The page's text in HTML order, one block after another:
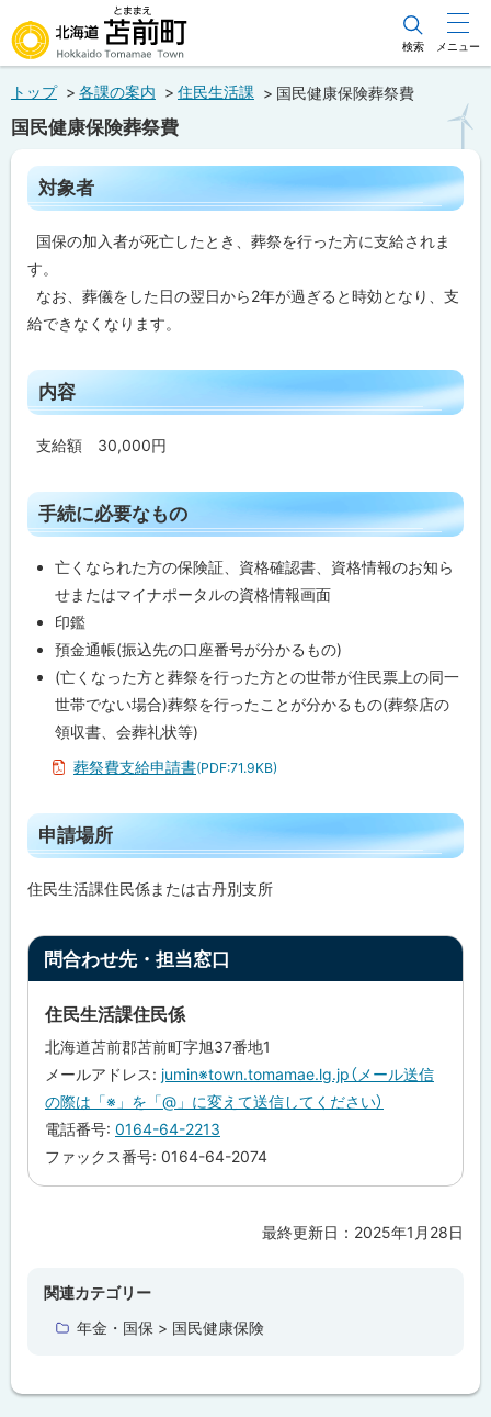
文
メ
ニ
北海道苫前町
Hokkaido Tomamae Town
検索 メニュー
トップ 各課の案内 住民生活課 国民健康保険葬祭費
国民健康保険葬祭費
ペ
ー
ジ
内
目
次
対
者
内
容
手
続
必
要
な
の
請
場
担
当
窓
対象者
国保の加入者が死亡したとき、葬祭を行った方に支給されま
す。
なお、葬儀をした日の翌日から2年が過ぎると時効となり、支
給できなくなります。
ト
ッ
プ
戻
る
内容
支給額 30,000円
ト
ッ
手続に必要なもの
亡くなられた方の保険証、資格確認書、資格情報のお知ら
せまたはマイナポータルの資格情報画面
印鑑
預金通帳(振込先の口座番号が分かるもの)
(亡くなった方と葬祭を行った方との世帯が住民票上の同一
世帯でない場合)葬祭を行ったことが分かるもの(葬祭店の
領収書、会葬礼状等)
葬祭費支給申請書(PDF:71.9KB)
ト
ッ
プ
戻
申請場所
住民生活課住民係または古丹別支所
ト
問合わせ先・担当窓口
住民生活課住民係
北海道苫前郡苫前町字旭37番地1
メールアドレス: jumin※town.tomamae.lg.jp（メール送信
の際は「※」を「@」に変えて送信してください）
電話番号: 0164-64-2213
ファックス番号: 0164-64-2074
最終更新日： 2025年1月28日
関連カテゴリー
年金・国保 > 国民健康保険